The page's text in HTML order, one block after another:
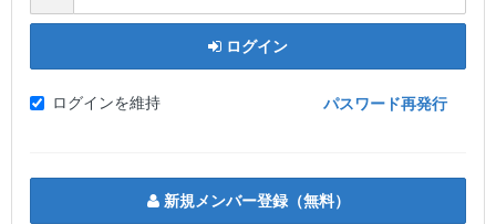
ログイン
ログインを維持 パスワード再発行
新規メンバー登録（無料）